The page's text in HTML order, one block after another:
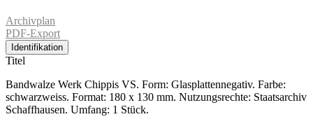
Archivplan
PDF-Export
Identifikation
Titel
Bandwalze Werk Chippis VS. Form: Glasplattennegativ. Farbe:
schwarzweiss. Format: 180 x 130 mm. Nutzungsrechte: Staatsarchiv
Schaffhausen. Umfang: 1 Stück.